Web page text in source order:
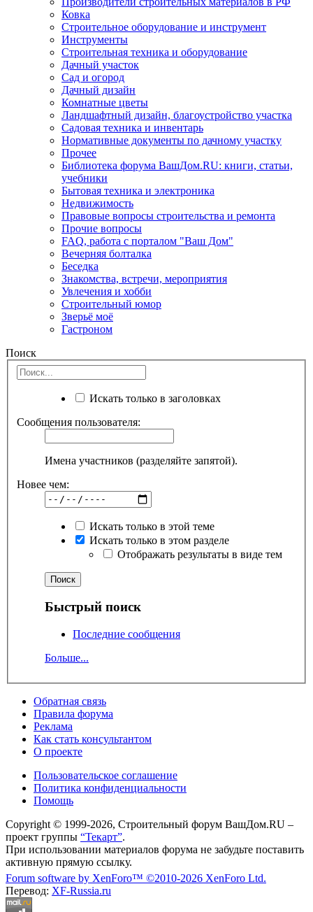
Ковка
Строительное оборудование и инструмент
Инструменты
Строительная техника и оборудование
Дачный участок
Сад и огород
Дачный дизайн
Комнатные цветы
Ландшафтный дизайн, благоустройство участка
Садовая техника и инвентарь
Нормативные документы по дачному участку
Прочее
Библиотека форума ВашДом.RU: книги, статьи,
учебники
Бытовая техника и электроника
Недвижимость
Правовые вопросы строительства и ремонта
Прочие вопросы
FAQ, работа с порталом "Ваш Дом"
Вечерняя болталка
Беседка
Знакомства, встречи, мероприятия
Увлечения и хобби
Строительный юмор
Зверьё моё
Гастроном
Поиск
Искать только в заголовках
Сообщения пользователя:
Имена участников (разделяйте запятой).
Новее чем:
Искать только в этой теме
Искать только в этом разделе
Отображать результаты в виде тем
Быстрый поиск
Последние сообщения
Больше...
Обратная связь
Правила форума
Реклама
Как стать консультантом
О проекте
Пользовательское соглашение
Политика конфиденциальности
Помощь
Copyright © 1999-2026, Строительный форум ВашДом.RU –
проект группы “Текарт”.
При использовании материалов форума не забудьте поставить
активную прямую ссылку.
Forum software by XenForo™ ©2010-2026 XenForo Ltd.
Перевод: XF-Russia.ru